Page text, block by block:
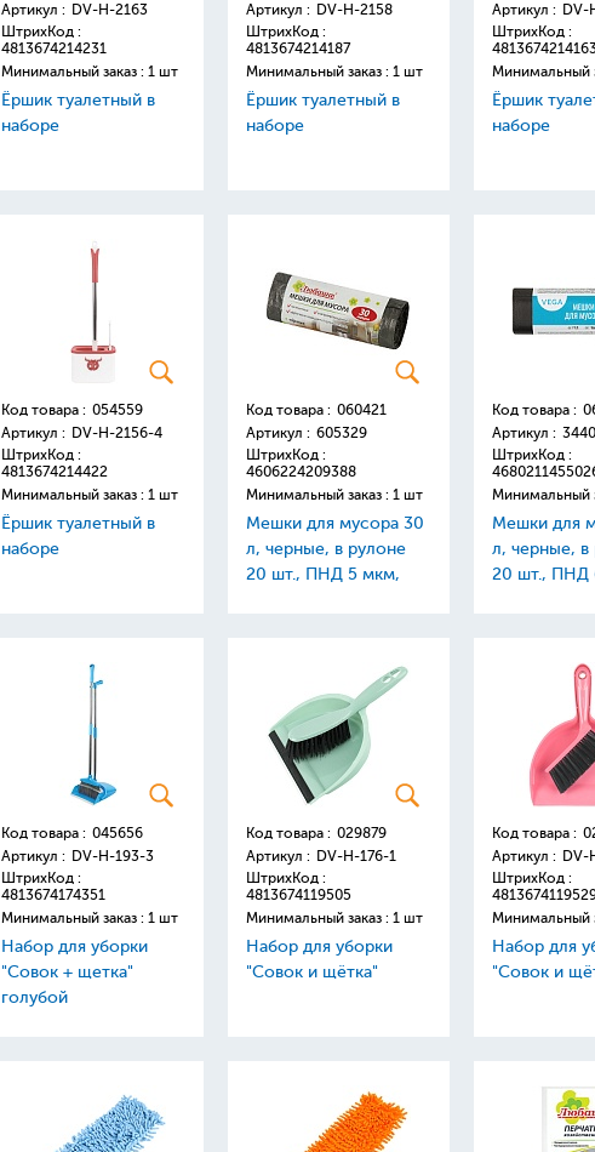
Артикул : DV-H-2163
ШтрихКод :
4813674214231
Минимальный заказ : 1 шт
Ёршик туалетный в
наборе
Артикул : DV-H-2158
ШтрихКод :
4813674214187
Минимальный заказ : 1 шт
Ёршик туалетный в
наборе
Артикул : DV-
ШтрихКод :
4813674214163
Минимальный
Ёршик
наборе
Код товара : 054559
Артикул : DV-H-2156-4
ШтрихКод :
4813674214422
Минимальный заказ : 1 шт
Ёршик туалетный в
наборе
Код товара : 060421
Артикул : 605329
ШтрихКод :
4606224209388
Минимальный заказ : 1 шт
Мешки для мусора 30
л, черные, в рулоне
20 шт., ПНД 5 мкм,
Код товара :
Артикул :
ШтрихКод :
Минимальный
Мешки для
л, черные, в
20 шт., ПНД
Код товара : 045656
Артикул : DV-H-193-3
ШтрихКод :
4813674174351
Минимальный заказ : 1 шт
Набор для уборки
"Совок + щетка"
голубой
Код товара : 029879
Артикул : DV-H-176-1
ШтрихКод :
4813674119505
Минимальный заказ : 1 шт
Набор для уборки
"Совок и щётка"
Код товара :
Артикул : DV-
ШтрихКод :
Минимальный
Набор для
"Совок и